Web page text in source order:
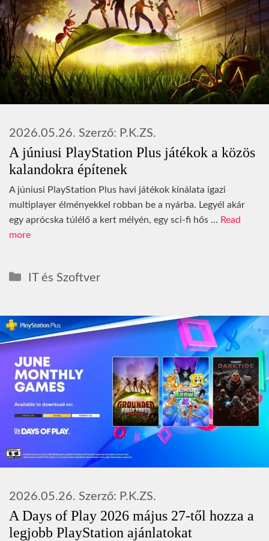
A júniusi PlayStation Plus játékok a közös
kalandokra építenek
2026.05.26. Szerző: P.K.ZS.
A júniusi PlayStation Plus havi játékok kínálata igazi
multiplayer élményekkel robban be a nyárba. Legyél akár
egy aprócska túlélő a kert mélyén, egy sci-fi hős … Read
more
Kategória
IT és Szoftver
A Days of Play 2026 május 27-től hozza a
legjobb PlayStation ajánlatokat
2026.05.26. Szerző: P.K.ZS.